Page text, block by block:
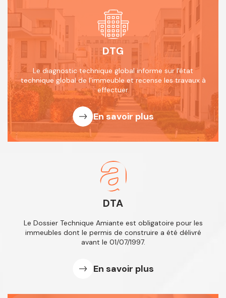
DTG
Le diagnostic technique global informe sur l'état
technique global de l'immeuble et recense les travaux à
effectuer.
En savoir plus
DTA
Le Dossier Technique Amiante est obligatoire pour les
immeubles dont le permis de construire a été délivré
avant le 01/07/1997.
En savoir plus